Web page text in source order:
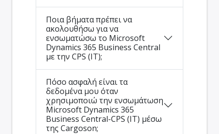
Ποια βήματα πρέπει να
ακολουθήσω για να
ενσωματώσω το Microsoft
Dynamics 365 Business Central
με την CPS (IT);
Πόσο ασφαλή είναι τα
δεδομένα μου όταν
χρησιμοποιώ την ενσωμάτωση
Microsoft Dynamics 365
Business Central-CPS (IT) μέσω
της Cargoson;